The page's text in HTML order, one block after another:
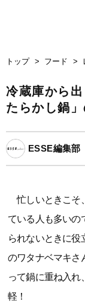
トップ フード
冷蔵庫から
たらかし鍋
ESSE編集部
忙しいときこそ
ている人も多い
られないときに役
のワタナベマキさ
って鍋に重ね入れ
軽！